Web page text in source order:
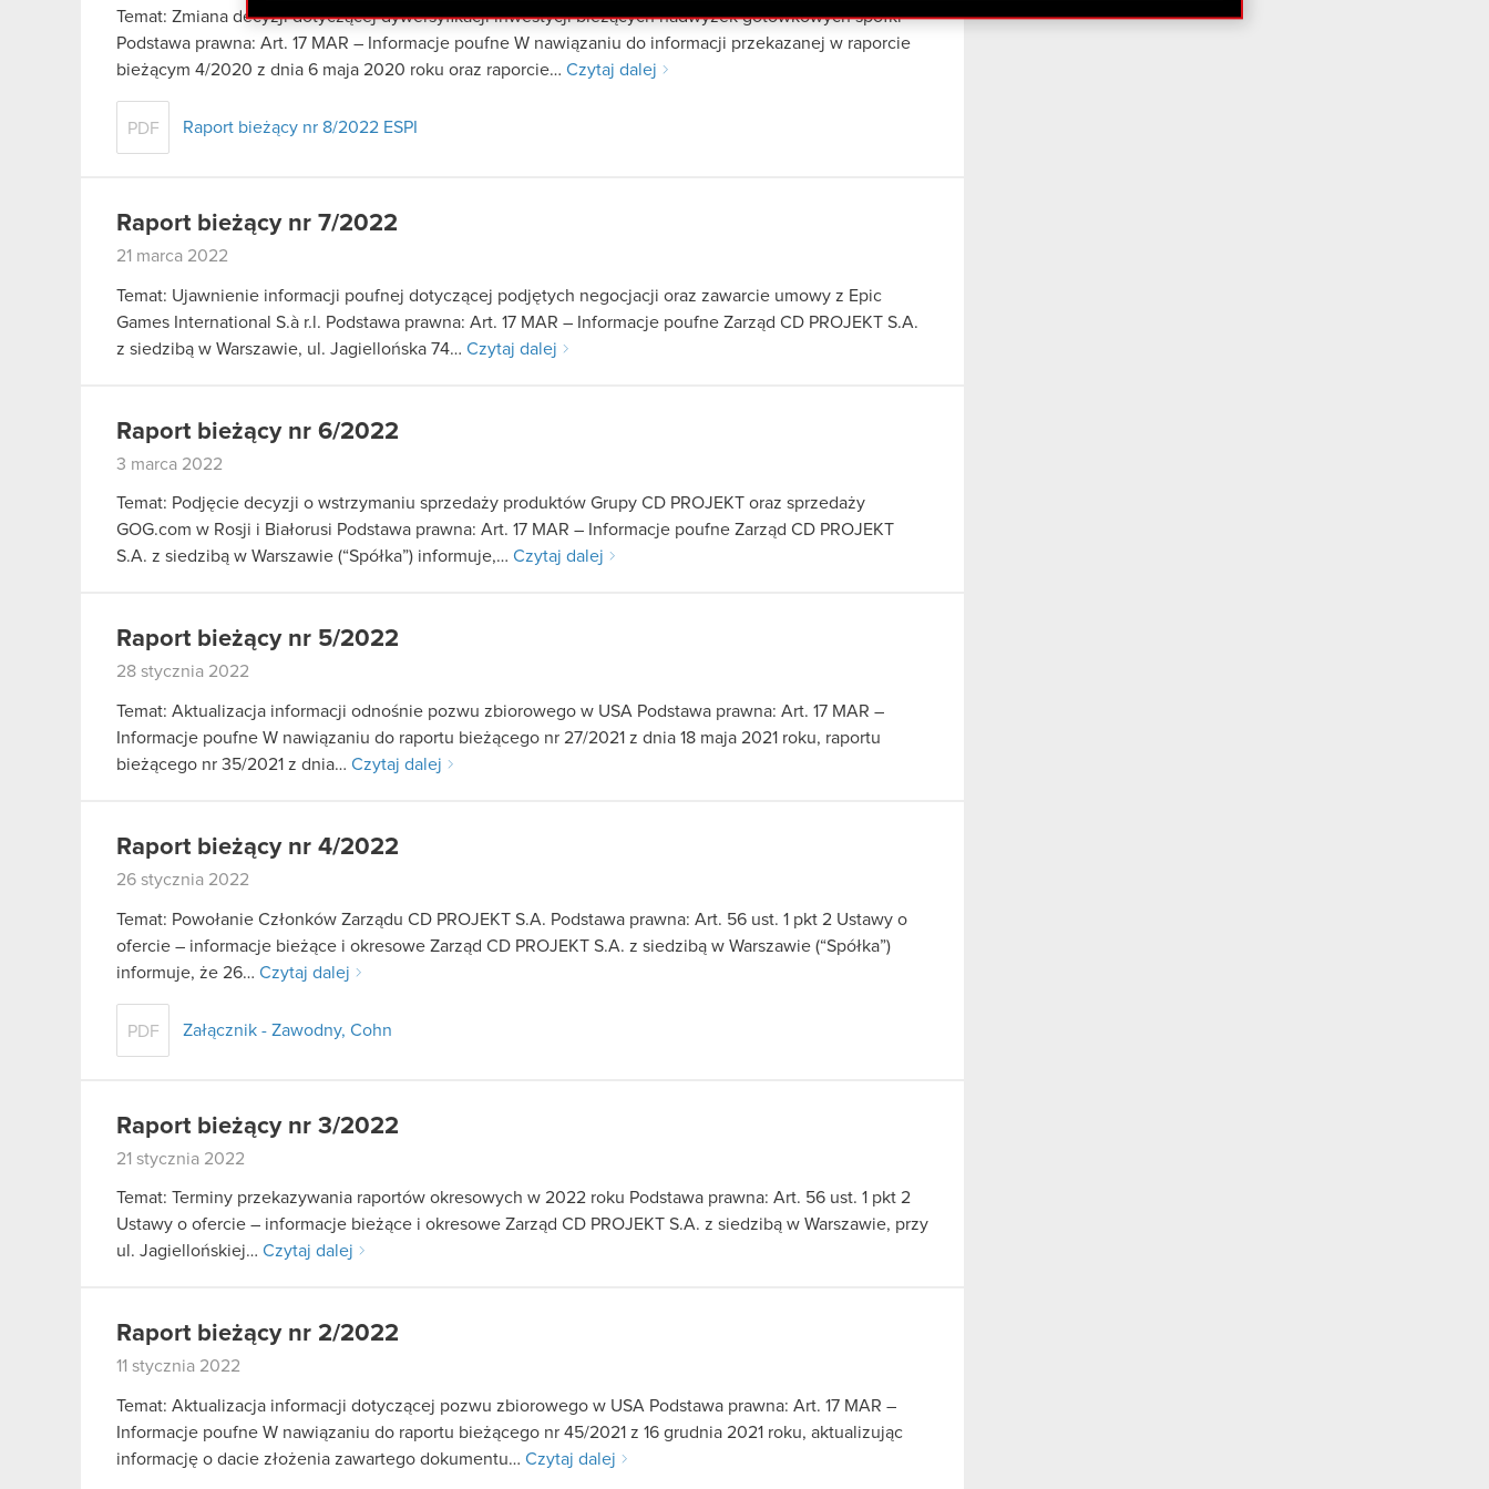
Temat: Zmiana decyzji dotyczącej dywersyfikacji inwestycji bieżących nadwyżek gotówkowych spółki
Podstawa prawna: Art. 17 MAR – Informacje poufne W nawiązaniu do informacji przekazanej w raporcie
bieżącym 4/2020 z dnia 6 maja 2020 roku oraz raporcie… Czytaj dalej
PDF Raport bieżący nr 8/2022 ESPI
Raport bieżący nr 7/2022
21 marca 2022
Temat: Ujawnienie informacji poufnej dotyczącej podjętych negocjacji oraz zawarcie umowy z Epic
Games International S.à r.l. Podstawa prawna: Art. 17 MAR – Informacje poufne Zarząd CD PROJEKT S.A.
z siedzibą w Warszawie, ul. Jagiellońska 74… Czytaj dalej
Raport bieżący nr 6/2022
3 marca 2022
Temat: Podjęcie decyzji o wstrzymaniu sprzedaży produktów Grupy CD PROJEKT oraz sprzedaży
GOG.com w Rosji i Białorusi Podstawa prawna: Art. 17 MAR – Informacje poufne Zarząd CD PROJEKT
S.A. z siedzibą w Warszawie (“Spółka”) informuje,… Czytaj dalej
Raport bieżący nr 5/2022
28 stycznia 2022
Temat: Aktualizacja informacji odnośnie pozwu zbiorowego w USA Podstawa prawna: Art. 17 MAR –
Informacje poufne W nawiązaniu do raportu bieżącego nr 27/2021 z dnia 18 maja 2021 roku, raportu
bieżącego nr 35/2021 z dnia… Czytaj dalej
Raport bieżący nr 4/2022
26 stycznia 2022
Temat: Powołanie Członków Zarządu CD PROJEKT S.A. Podstawa prawna: Art. 56 ust. 1 pkt 2 Ustawy o
ofercie – informacje bieżące i okresowe Zarząd CD PROJEKT S.A. z siedzibą w Warszawie (“Spółka”)
informuje, że 26… Czytaj dalej
PDF Załącznik - Zawodny, Cohn
Raport bieżący nr 3/2022
21 stycznia 2022
Temat: Terminy przekazywania raportów okresowych w 2022 roku Podstawa prawna: Art. 56 ust. 1 pkt 2
Ustawy o ofercie – informacje bieżące i okresowe Zarząd CD PROJEKT S.A. z siedzibą w Warszawie, przy
ul. Jagiellońskiej… Czytaj dalej
Raport bieżący nr 2/2022
11 stycznia 2022
Temat: Aktualizacja informacji dotyczącej pozwu zbiorowego w USA Podstawa prawna: Art. 17 MAR –
Informacje poufne W nawiązaniu do raportu bieżącego nr 45/2021 z 16 grudnia 2021 roku, aktualizując
informację o dacie złożenia zawartego dokumentu… Czytaj dalej